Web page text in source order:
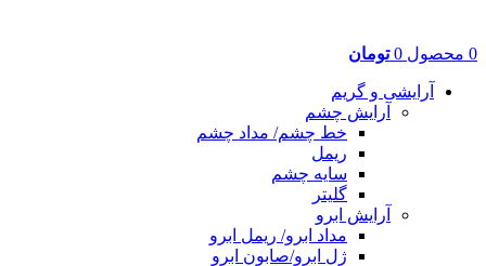
0 محصول 0 تومان
آرایشی و گریم
آرایش چشم
خط چشم/ مداد چشم
ریمل
سایه چشم
گلیتر
آرایش ابرو
مداد ابرو/ ریمل ابرو
ژل ابرو/صابون ابرو